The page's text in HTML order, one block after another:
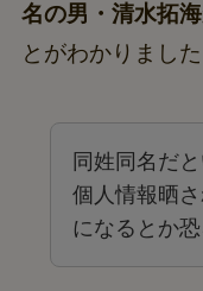
名の男・清水拓
とがわかりました
同姓同名だ
個人情報晒
になるとか